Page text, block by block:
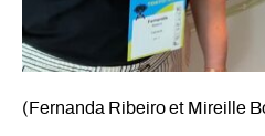
(Fernanda Ribeiro et Mireille